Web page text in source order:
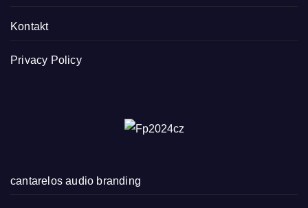
Kontakt
Privacy Policy
cantarelos audio branding